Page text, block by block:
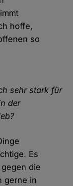
hoffe,
so
sehr stark für
der
Es
die
gerne in